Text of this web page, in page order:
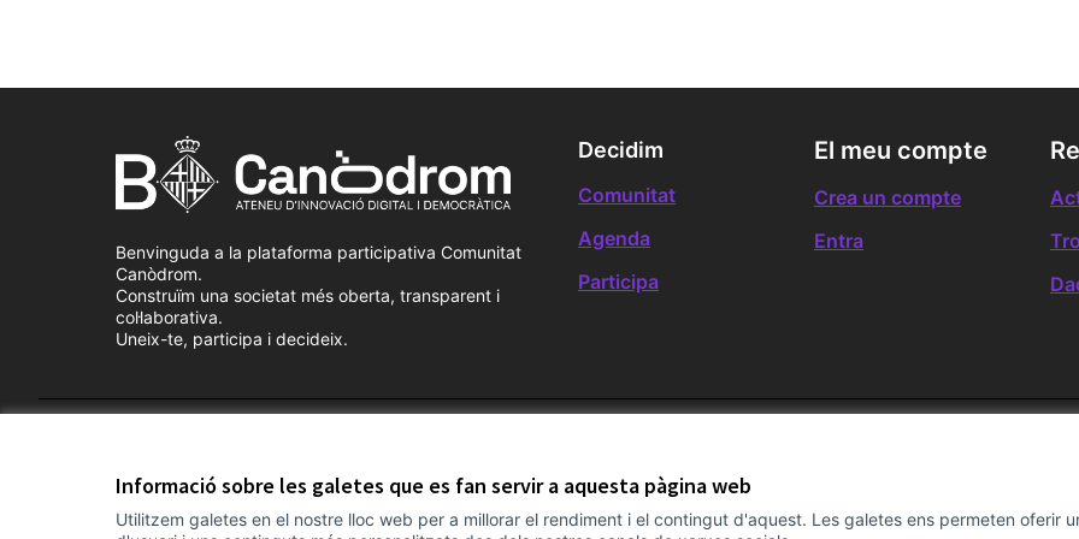
Informació sobre les galetes que es fan servir a aquesta pàgina web
Utilitzem galetes en el nostre lloc web per a millorar el rendiment i el contingut d'aquest. Les galetes ens permeten oferir
Benvinguda a la plataforma participativa Comunitat
Canòdrom.
Construïm una societat més oberta, transparent i
col·laborativa.
Uneix-te, participa i decideix.
Decidim
Comunitat
Agenda
Participa
El meu compte
Crea un compte
Entra